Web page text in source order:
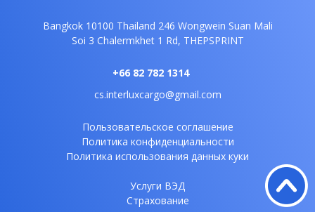
Bangkok 10100 Thailand 246 Wongwein Suan Mali
Soi 3 Chalermkhet 1 Rd, THEPSPRINT
+66 82 782 1314
cs.interluxcargo@gmail.com
Пользовательское соглашение
Политика конфиденциальности
Политика использования данных куки
Услуги ВЭД
Страхование